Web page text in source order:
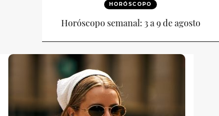
HORÓSCOPO
Horóscopo semanal: 3 a 9 de agosto